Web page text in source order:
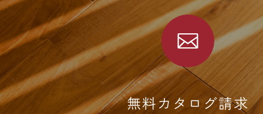
無料カタログ請求